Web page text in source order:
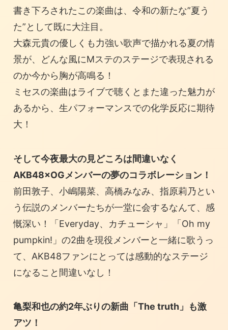
書き下ろされたこの楽曲は、令和の新たな”夏う
た”として既に大注目。
大森元貴の優しくも力強い歌声で描かれる夏の情
景が、どんな風にMステのステージで表現される
のか今から胸が高鳴る！
ミセスの楽曲はライブで聴くとまた違った魅力が
あるから、生パフォーマンスでの化学反応に期待
大！
そして今夜最大の見どころは間違いなく
AKB48×OGメンバーの夢のコラボレーション！
前田敦子、小嶋陽菜、高橋みなみ、指原莉乃とい
う伝説のメンバーたちが一堂に会するなんて、感
慨深い！「Everyday、カチューシャ」「Oh my
pumpkin!」の2曲を現役メンバーと一緒に歌うっ
て、AKB48ファンにとっては感動的なステージ
になること間違いなし！
亀梨和也の約2年ぶりの新曲「The truth」も激
アツ！